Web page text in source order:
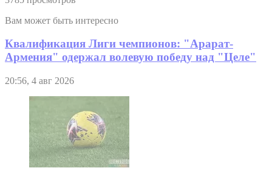
Вам может быть интересно
Квалификация Лиги чемпионов: "Арарат-
Армения" одержал волевую победу над "Целе"
20:56, 4 авг 2026